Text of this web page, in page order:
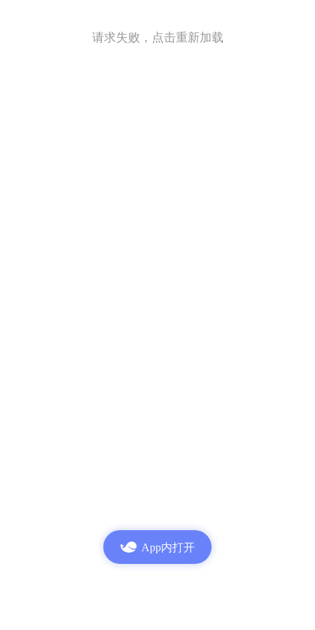
请求失败，点击重新加载
App内打开